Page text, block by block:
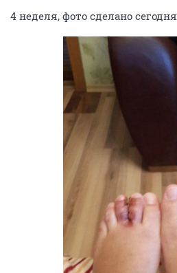
4 неделя, фото сделано сегодня